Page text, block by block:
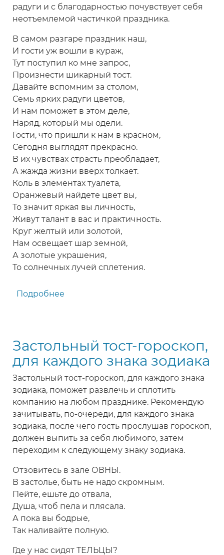
радуги и с благодарностью почувствует себя
неотъемлемой частичкой праздника.
В самом разгаре праздник наш,
И гости уж вошли в кураж,
Тут поступил ко мне запрос,
Произнести шикарный тост.
Давайте вспомним за столом,
Семь ярких радуги цветов,
И нам поможет в этом деле,
Наряд, который мы одели.
Гости, что пришли к нам в красном,
Сегодня выглядят прекрасно.
В их чувствах страсть преобладает,
А жажда жизни вверх толкает.
Коль в элементах туалета,
Оранжевый найдете цвет вы,
То значит яркая вы личность,
Живут талант в вас и практичность.
Круг желтый или золотой,
Нам освещает шар земной,
А золотые украшения,
То солнечных лучей сплетения.
Подробнее
на
свадьбу,
юбилей,
день
рождения
Застольный тост-гороскоп,
для каждого знака зодиака
Застольный тост-гороскоп, для каждого знака
зодиака, поможет развлечь и сплотить
компанию на любом празднике. Рекомендую
зачитывать, по-очереди, для каждого знака
зодиака, после чего гость прослушав гороскоп,
должен выпить за себя любимого, затем
переходим к следующему знаку зодиака.
Отзовитесь в зале ОВНЫ.
В застолье, быть не надо скромным.
Пейте, ешьте до отвала,
Душа, чтоб пела и плясала.
А пока вы бодрые,
Так наливайте полную.
Где у нас сидят ТЕЛЬЦЫ?